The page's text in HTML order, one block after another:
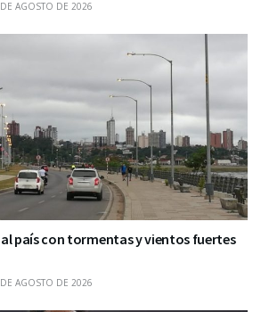
AGOSTO DE 2026
país con tormentas y vientos fuertes
AGOSTO DE 2026